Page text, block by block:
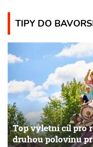
TIPY DO
Top výletní cíl pro
druhou polovinu